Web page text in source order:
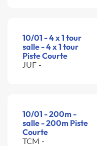
10/01 - 4 x 1 tour
salle - 4 x 1 tour
Piste Courte
JUF -
10/01 - 200m -
salle - 200m Piste
Courte
TCM -